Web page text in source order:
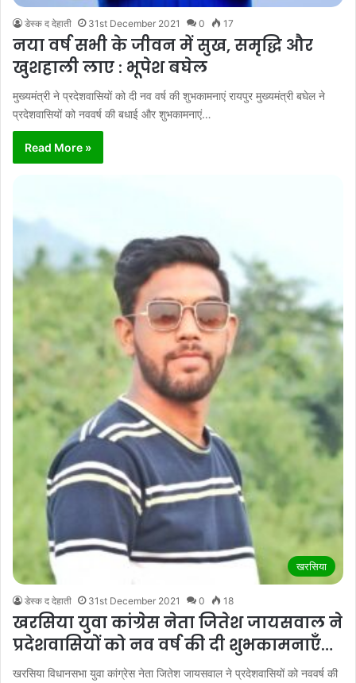
डेस्क द देहाती 31st December 2021 0 17
नया वर्ष सभी के जीवन में सुख, समृद्धि और
खुशहाली लाए : भूपेश बघेल
मुख्यमंत्री ने प्रदेशवासियों को दी नव वर्ष की शुभकामनाएं रायपुर मुख्यमंत्री बघेल ने
प्रदेशवासियों को नववर्ष की बधाई और शुभकामनाएं…
Read More »
खरसिया
डेस्क द देहाती 31st December 2021 0 18
खरसिया युवा कांग्रेस नेता जितेश जायसवाल ने
प्रदेशवासियों को नव वर्ष की दी शुभकामनाएँ…
खरसिया विधानसभा युवा कांग्रेस नेता जितेश जायसवाल ने प्रदेशवासियों को नववर्ष की